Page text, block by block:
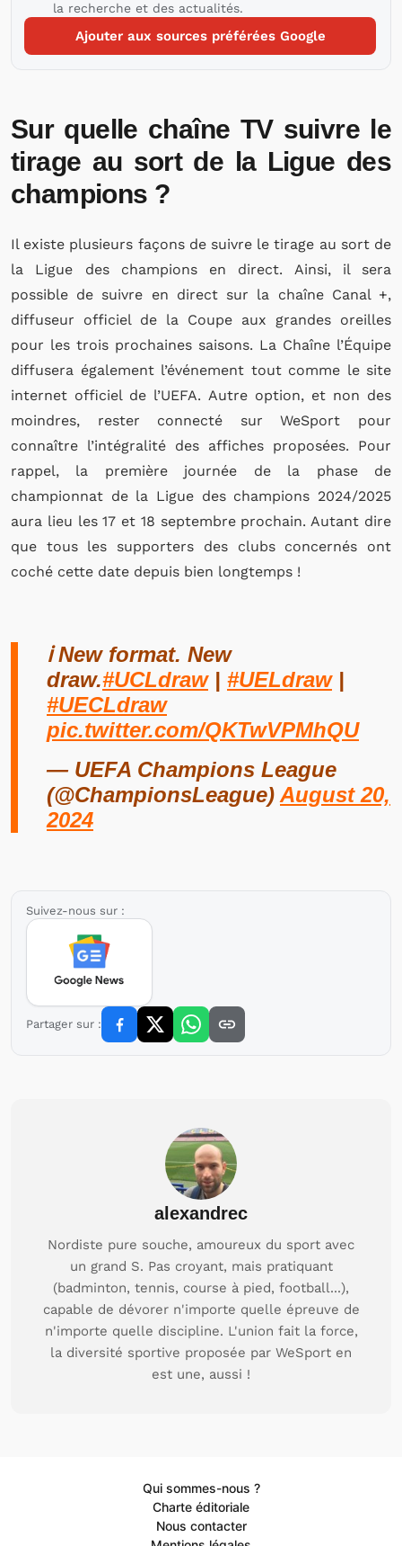
la recherche et des actualités.
Ajouter aux sources préférées Google
Sur quelle chaîne TV suivre le
tirage au sort de la Ligue des
champions ?
Il existe plusieurs façons de suivre le tirage au sort de
la Ligue des champions en direct. Ainsi, il sera
possible de suivre en direct sur la chaîne Canal +,
diffuseur officiel de la Coupe aux grandes oreilles
pour les trois prochaines saisons. La Chaîne l’Équipe
diffusera également l’événement tout comme le site
internet officiel de l’UEFA. Autre option, et non des
moindres, rester connecté sur WeSport pour
connaître l’intégralité des affiches proposées. Pour
rappel, la première journée de la phase de
championnat de la Ligue des champions 2024/2025
aura lieu les 17 et 18 septembre prochain. Autant dire
que tous les supporters des clubs concernés ont
coché cette date depuis bien longtemps !
ℹ️ New format. New
draw.#UCLdraw| #UELdraw|
#UECLdraw
pic.twitter.com/QKTwVPMhQU
— UEFA Champions League
(@ChampionsLeague) August 20,
2024
Suivez-nous sur :
Partager sur :
alexandrec
Nordiste pure souche, amoureux du sport avec
un grand S. Pas croyant, mais pratiquant
(badminton, tennis, course à pied, football...),
capable de dévorer n'importe quelle épreuve de
n'importe quelle discipline. L'union fait la force,
la diversité sportive proposée par WeSport en
est une, aussi !
Qui sommes-nous ?
Charte éditoriale
Nous contacter